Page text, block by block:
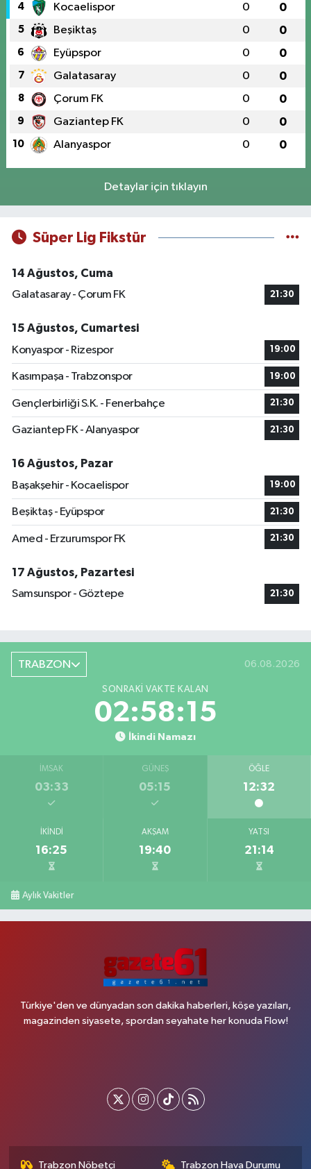
4 Kocaelispor 0 0
5 Beşiktaş 0 0
6 Eyüpspor 0 0
7 Galatasaray 0 0
8 Çorum FK 0 0
9 Gaziantep FK 0 0
10 Alanyaspor 0 0
Detaylar için tıklayın
Süper Lig Fikstür
14 Ağustos, Cuma
Galatasaray - Çorum FK
21:30
15 Ağustos, Cumartesi
Konyaspor - Rizespor
19:00
Kasımpaşa - Trabzonspor 19:00
Gençlerbirliği S.K. - Fenerbahçe 21:30
Gaziantep FK - Alanyaspor 21:30
16 Ağustos, Pazar
Başakşehir - Kocaelispor
19:00
Beşiktaş - Eyüpspor 21:30
Amed - Erzurumspor FK 21:30
17 Ağustos, Pazartesi
Samsunspor - Göztepe
21:30
TRABZON 06.08.2026
SONRAKI VAKTE KALAN
02:58:14
İkindi Namazı
İMSAK
03:33
GÜNEŞ
05:15
ÖĞLE
12:32
İKINDI
16:25
AKŞAM
19:40
YATSI
21:14
Aylık Vakitler
Türkiye'den ve dünyadan son dakika haberleri, köşe yazıları,
magazinden siyasete, spordan seyahate her konuda Flow!
Trabzon Nöbetçi Trabzon Hava Durumu